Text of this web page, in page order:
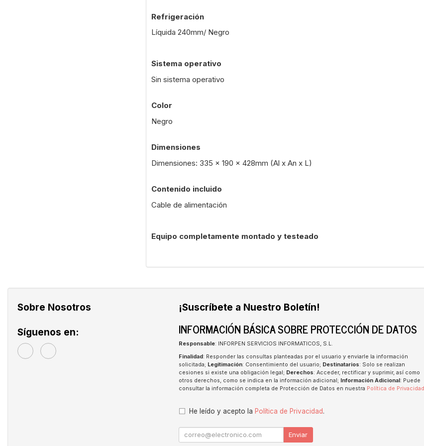
Refrigeración
Líquida 240mm/ Negro
Sistema operativo
Sin sistema operativo
Color
Negro
Dimensiones
Dimensiones: 335 x 190 x 428mm (Al x An x L)
Contenido incluido
Cable de alimentación
Equipo completamente montado y testeado
Sobre Nosotros
Síguenos en:
¡Suscríbete a Nuestro Boletín!
INFORMACIÓN BÁSICA SOBRE PROTECCIÓN DE DATOS
Responsable: INFORPEN SERVICIOS INFORMATICOS, S.L.
Finalidad : Responder las consultas planteadas por el usuario y enviarle la información
solicitada; Legitimación: Consentimiento del usuario; Destinatarios: Solo se realizan
cesiones si existe una obligación legal; Derechos: Acceder, rectificar y suprimir, así como
otros derechos, como se indica en la información adicional;
Información Adicional : Puede
consultar la información completa de Protección de Datos en nuestra Política de Privacidad
He leído y acepto la Política de Privacidad.
Enviar